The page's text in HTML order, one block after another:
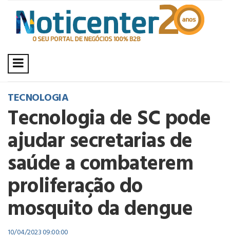
TECNOLOGIA
Tecnologia de SC pode
ajudar secretarias de
saúde a combaterem
proliferação do
mosquito da dengue
10/04/2023 09:00:00